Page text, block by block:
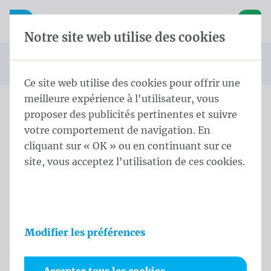
Skip content
Sauter la sélection de la langue
Ouvrir la navigation mobile
Page d'accueil
Produits
Drapeaux
Drapeaux officiels et protocolaires
Drapeaux des pays Drapeaux Internationaux
Skip categories
Drapeaux Internationaux
sportifs, les vacances ou pour afficher votre fierté.
Notre site web utilise des cookies
Ce site web utilise des cookies pour offrir une
meilleure expérience à l'utilisateur, vous
proposer des publicités pertinentes et suivre
votre comportement de navigation. En
cliquant sur « OK » ou en continuant sur ce
site, vous acceptez l'utilisation de ces cookies.
Modifier les préférences